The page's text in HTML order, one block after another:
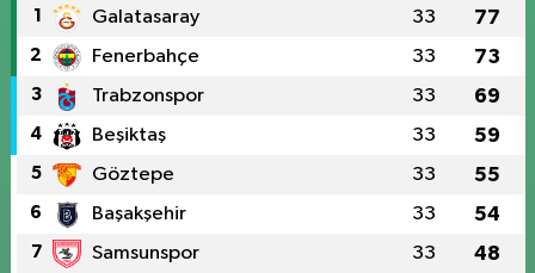
1 Galatasaray 33 77
2 Fenerbahçe 33 73
3 Trabzonspor 33 69
4 Beşiktaş 33 59
5 Göztepe 33 55
6 Başakşehir 33 54
7 Samsunspor 33 48